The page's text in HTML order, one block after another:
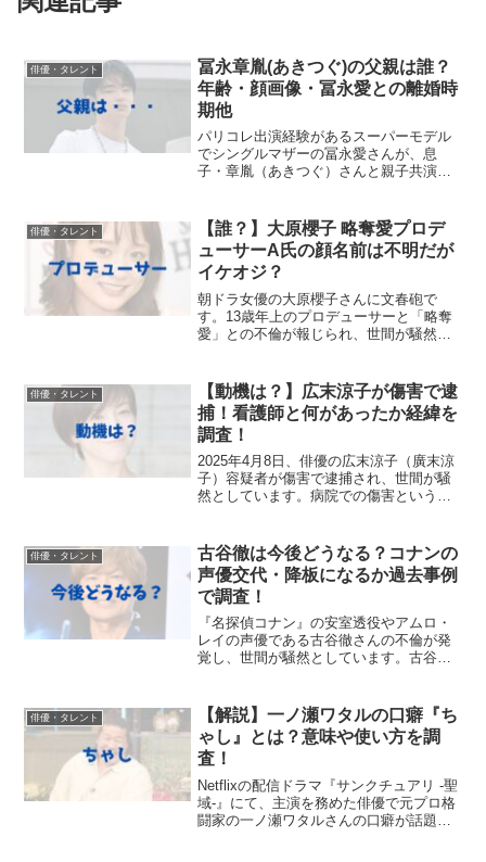
俳優・タレント
冨永章胤(あきつぐ)の父親は誰？
年齢・顔画像・冨永愛との離婚時
期他
パリコレ出演経験があるスーパーモデル
でシングルマザーの冨永愛さんが、息
子・章胤（あきつぐ）さんと親子共演さ
主。今後のモデル活動がとても楽しみで
すが、そんな冨永章胤...
俳優・タレント
【誰？】大原櫻子 略奪愛プロデ
ューサーA氏の顔名前は不明だが
イケオジ？
朝ドラ女優の大原櫻子さんに文春砲で
す。13歳年上のプロデューサーと「略奪
愛」との不倫が報じられ、世間が騒然と
大原櫻子さんの略奪愛の相手とされるプ
ロデューサーの顔画像や経...
俳優・タレント
【動機は？】広末涼子が傷害で逮
捕！看護師と何があったか経緯を
調査！
2025年4月8日、俳優の広末涼子（廣末涼
子）容疑者が傷害で逮捕され、世間が騒
然としています。病院での傷害というこ
たのか動機が気になります。当記事で
は、広末涼子容疑者の...
俳優・タレント
古谷徹は今後どうなる？コナンの
声優交代・降板になるか過去事例
で調査！
『名探偵コナン』の安室透役やアムロ・
レイの声優である古谷徹さんの不倫が発
覚し、世間が騒然としています。古谷徹
声優交代・降板の可能性など今後どうな
るのか調査＆予想してみま...
俳優・タレント
【解説】一ノ瀬ワタルの口癖『ち
ゃし』とは？意味や使い方を調
査！
Netflixの配信ドラマ『サンクチュアリ -聖
域-』にて、主演を務めた俳優で元プロ格
闘家の一ノ瀬ワタルさんの口癖が話題に